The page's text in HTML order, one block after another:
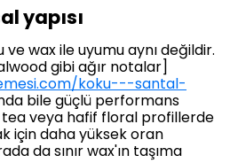
yapısı
ve wax ile uyumu aynı değildir.
gibi ağır notalar]
koku---santal-
bile güçlü performans
veya hafif floral profillerde
için daha yüksek oran
da sınır wax'ın taşıma